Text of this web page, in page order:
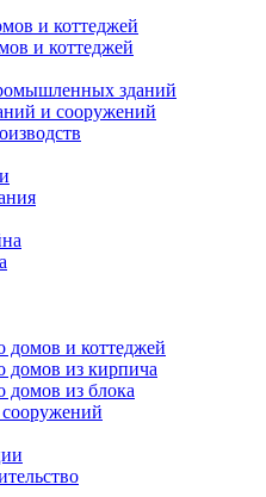
и коттеджей
и коттеджей
зданий
и сооружений
домов и коттеджей
домов из кирпича
домов из блока